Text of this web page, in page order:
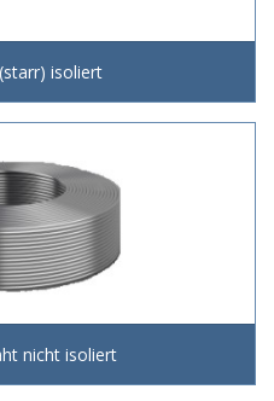
isoliert
nicht isoliert